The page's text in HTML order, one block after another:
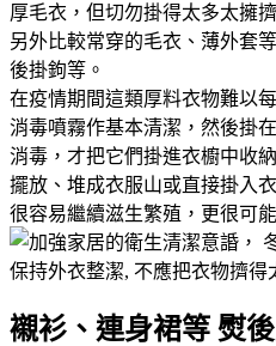
厚毛衣，但切勿掛得太多太擁
另外比較常穿的毛衣、薄外套
後掛鉤等。
在疫情期間這類厚料衣物難以
消毒噴霧作基本清潔，然後掛
消毒，才把它們掛進衣櫥中收
擺放、堆成衣服山或直接掛入
很容易繼續滋生繁殖，更很可
保持外衣整潔, 不應把衣物擠得
襯衫、連身裙等 熨